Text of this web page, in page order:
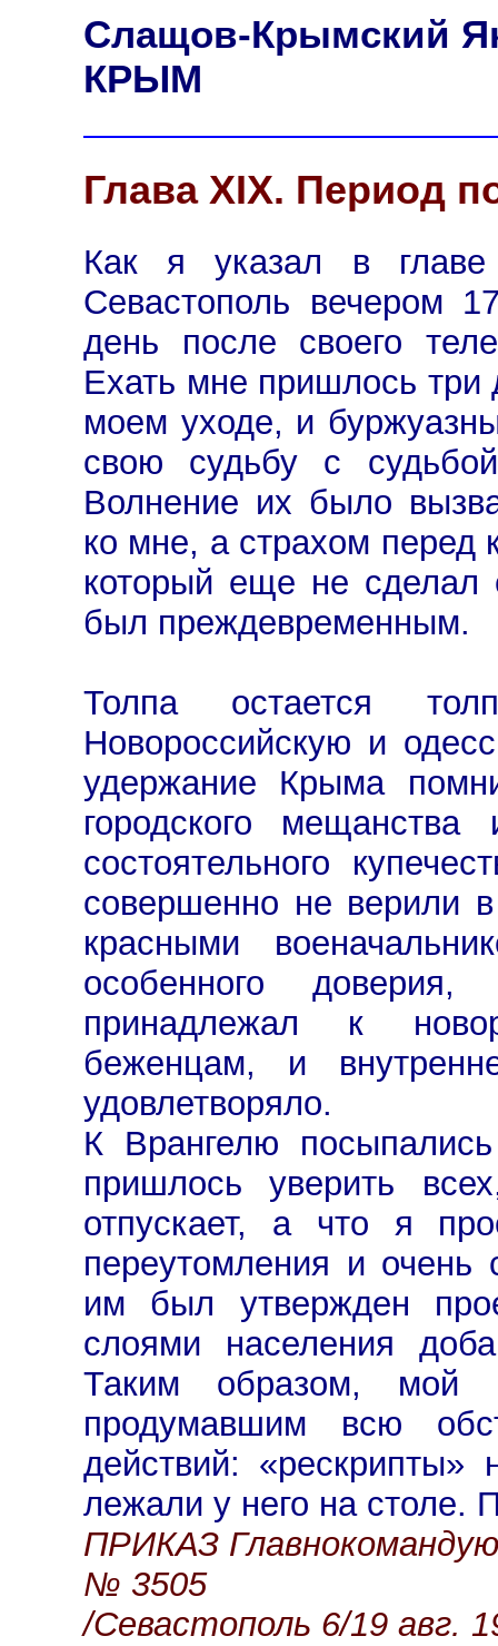
Слащов-Крымский
КРЫМ
Глава XIX. Период
Как я указал в
Севастополь вечером
день после своего
Ехать мне пришлось
моем уходе, и
свою судьбу с
Волнение их было
ко мне, а страхом перед
который еще не сделал
был преждевременным.
Толпа остается
Новороссийскую и
удержание Крыма
городского
состоятельного
совершенно не верили
красными
особенного
принадлежал к
беженцам, и
удовлетворяло.
К Врангелю
пришлось уверить
отпускает, а что я
переутомления и
им был утвержден
слоями населения
Таким образом, мой
продумавшим всю
действий:
лежали у него на столе.
ПРИКАЗ
№ 3505
/Севастополь 6/19 авг.